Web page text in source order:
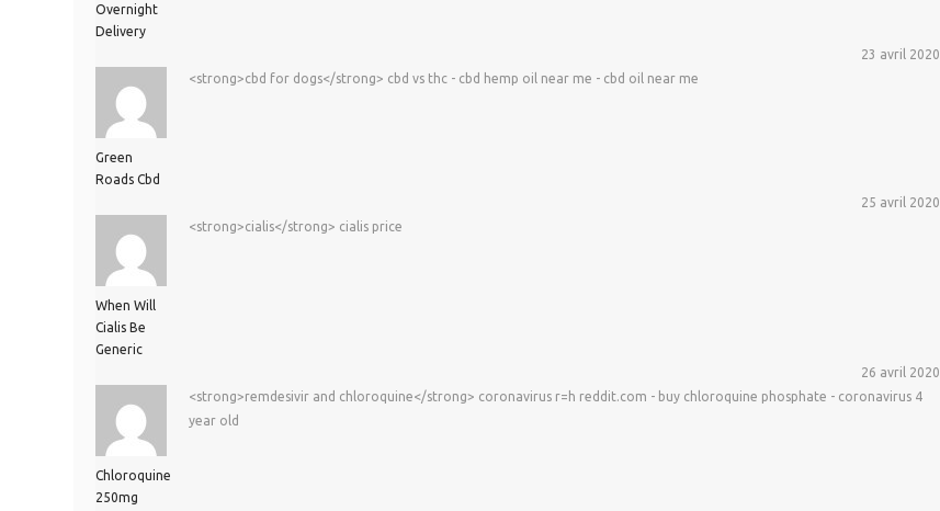
Overnight
Delivery
23 avril 2020
Green
Roads Cbd
<strong>cbd for dogs</strong> cbd vs thc - cbd hemp oil near me - cbd oil near me
25 avril 2020
When Will
Cialis Be
Generic
<strong>cialis</strong> cialis price
26 avril 2020
Chloroquine
250mg
<strong>remdesivir and chloroquine</strong> coronavirus r=h reddit.com - buy chloroquine phosphate - coronavirus 4
year old